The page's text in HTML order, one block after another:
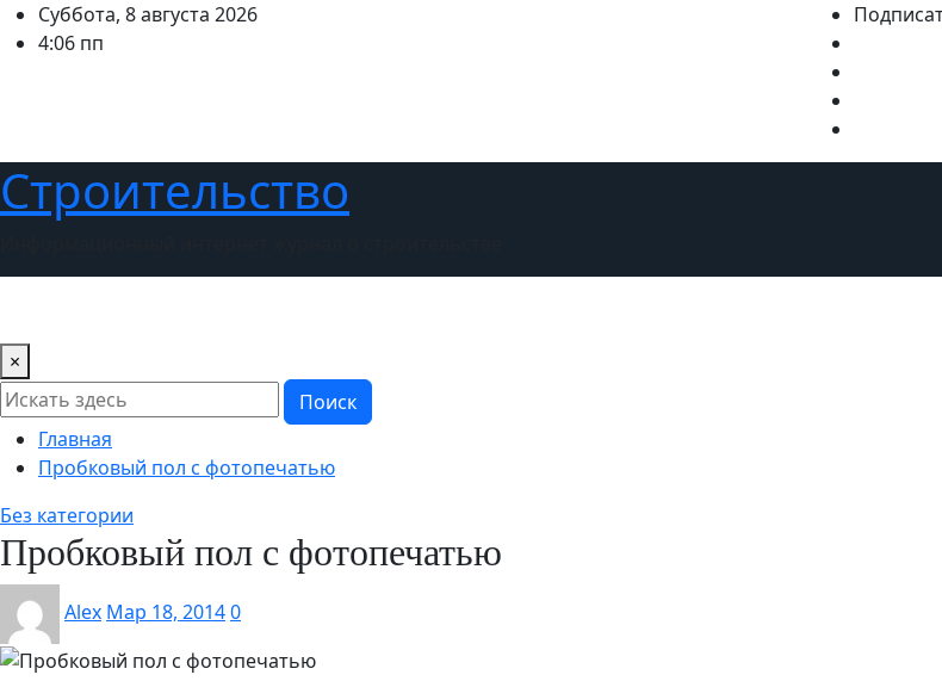
ПерейтиСуббота, 8 августа 2026
4:06 пп
Строительство
×
Поиск
Главная
Пробковый пол с фотопечатью
Без категории
Пробковый пол с фотопечатью
Alex Мар 18, 20140